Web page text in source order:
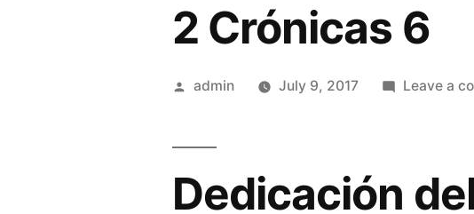
2 Crónicas 6
Posted
admin July 9, 2017 Leave a
Dedicación